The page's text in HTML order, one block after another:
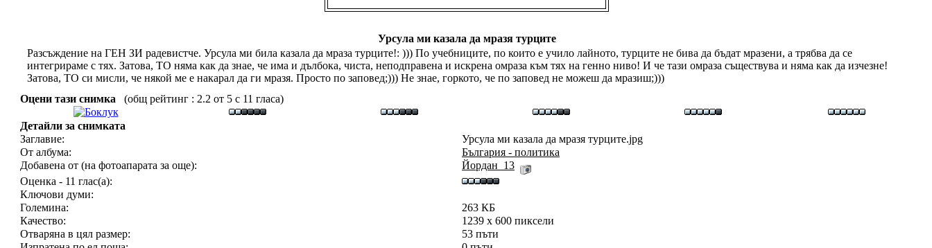
Урсула ми казала да мразя турците
Разсъждение на ГЕН ЗИ радевистче. Урсула ми била казала да мраза турците!: ))) По учебниците, по които е учило лайното, турците не бива да бъдат мразени, а трябва да се
интегрираме с тях. Затова, ТО няма как да знае, че има и дълбока, чиста, неподправена и искрена омраза към тях на генно ниво! И че тази омраза съществува и няма как да изчезне!
Затова, ТО си мисли, че някой ме е накарал да ги мразя. Просто по заповед;))) Не знае, горкото, че по заповед не можеш да мразиш;)))
Оцени тази снимка
(общ рейтинг : 2.2 от 5 с 11 гласа)
Детайли за снимката
Заглавие:
Урсула ми казала да мразя турците.jpg
От албума:
България - политика
Добавена от (на фотоапарата за още):
Йордан_13
Оценка - 11 глас(а):
Ключови думи:
Големина:
263 КБ
Качество:
1239 x 600 пиксели
Отваряна в цял размер:
53 пъти